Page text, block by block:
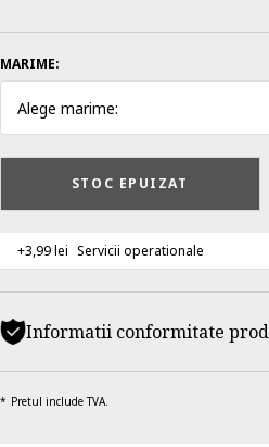
MARIME:
Alege marime:
STOC EPUIZAT
+3,99 lei Servicii operationale
Informatii conformitate
Pretul include TVA.